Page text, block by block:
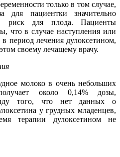
только в том случае,
для пациентки значительно
риск для плода. Пациенты
что в случае наступления или
период лечения дулоксетином,
своему лечащему врачу.
молоко в очень небольших
около 0,14% дозы,
того, что нет данных о
у грудных младенцев,
терапии дулоксетином не